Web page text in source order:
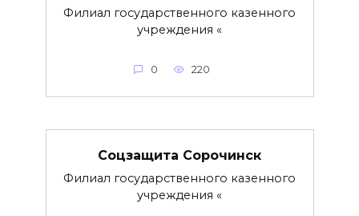
Филиал государственного казенного
учреждения «
0 220
Соцзащита Сорочинск
Филиал государственного казенного
учреждения «